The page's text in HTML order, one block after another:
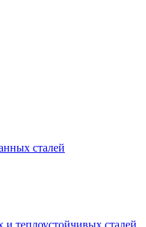
сталей
теплоустойчивых сталей